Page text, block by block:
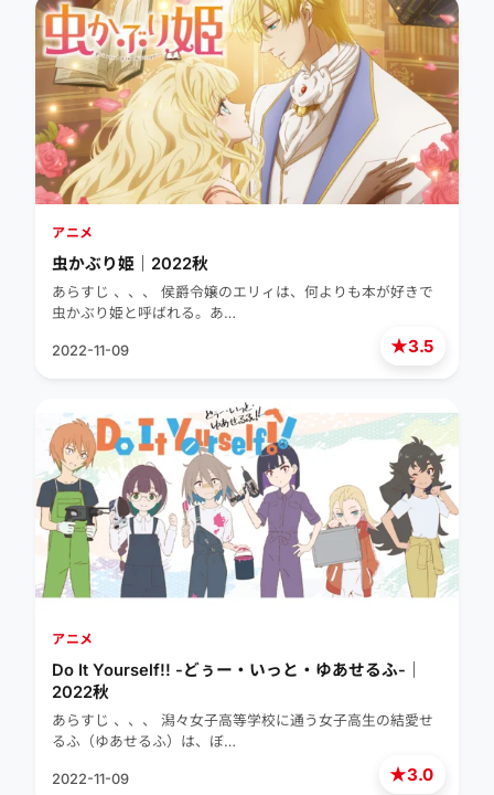
★3.5
アニメ
虫かぶり姫｜2022秋
あらすじ 、、、 侯爵令嬢のエリィは、何よりも本が好きで
虫かぶり姫と呼ばれる。あ…
2022-11-09
★3.0
アニメ
Do It Yourself!! -どぅー・いっと・ゆあせるふ-｜
2022秋
あらすじ 、、、 潟々女子高等学校に通う女子高生の結愛せ
るふ（ゆあせるふ）は、ぼ…
2022-11-09